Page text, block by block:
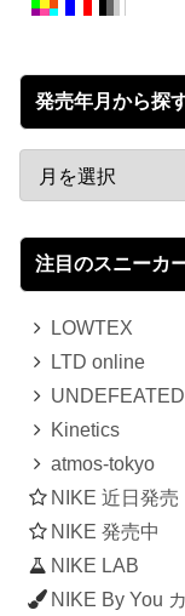
発売年月から探
注目のスニーカ
LOWTEX
LTD online
UNDEFEATED
Kinetics
atmos-tokyo
NIKE 近日発売
NIKE 発売中
NIKE LAB
NIKE By You